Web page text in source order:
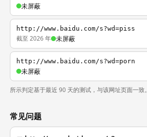
未屏蔽
http://www.baidu.com/s?wd=piss
截至 2026 年 未屏蔽
http://www.baidu.com/s?wd=porn
未屏蔽
所示判定基于最近 90 天的测试，与该网址页面一致。
常见问题